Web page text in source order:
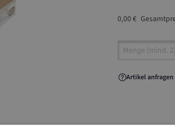
0,00 €
Artikel
Artikel anfragen